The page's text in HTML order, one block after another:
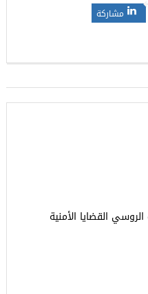
مشاركة
القضايا الأمنية